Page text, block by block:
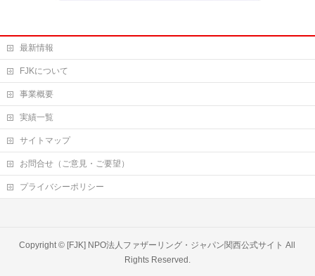
最新情報
FJKについて
事業概要
実績一覧
サイトマップ
お問合せ（ご意見・ご要望）
プライバシーポリシー
Copyright © [FJK] NPO法人ファザーリング・ジャパン関西公式サイト All
Rights Reserved.